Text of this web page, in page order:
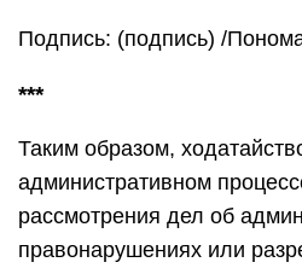
Подпись: (подпись) /
***
Таким образом,
административном
рассмотрения дел об
правонарушениях или